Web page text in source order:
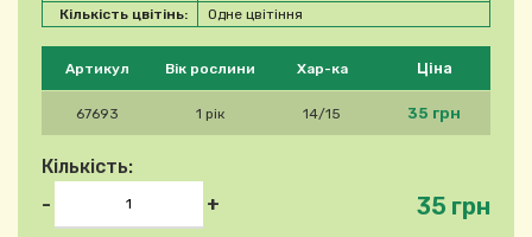
Будь ласка, виберіть продукт
Артикул Вік рослини Хар-ка Ціна
67693 1 рік 14/15 35 грн
Кількість:
-
+ 35 грн
Кількість цвітінь:
Одне цвітіння